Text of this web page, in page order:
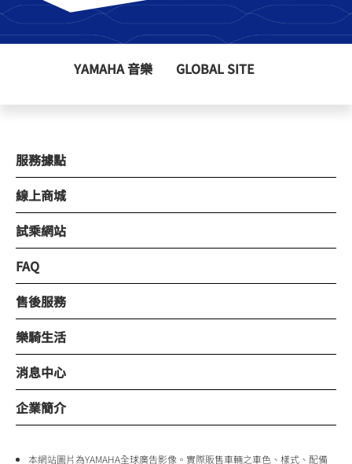
YAMAHA 音樂 GLOBAL SITE
服務據點
線上商城
試乘網站
FAQ
售後服務
樂騎生活
消息中心
企業簡介
本網站圖片為YAMAHA全球廣告影像。實際販售車輛之車色、樣式、配備